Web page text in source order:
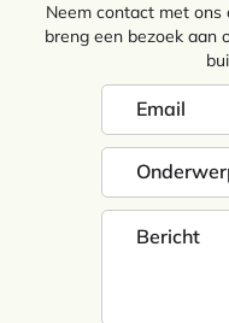
Neem contact met ons
breng een bezoek aan